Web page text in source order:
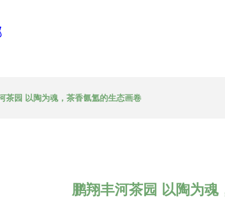
茶园 以陶为魂，茶香氤氲的生态画卷
鹏翔丰河茶园 以陶为魂